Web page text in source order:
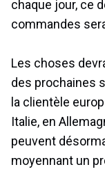
chaque jour, ce
commandes
Les choses
des prochaines
la clientèle
Italie, en
peuvent
moyennant un